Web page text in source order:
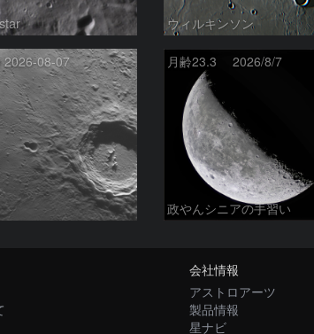
ウィルキンソン
2026-08-07 月齢23.3 2026/8/7
政やんシニアの手習い
会社情報
アストロアーツ
製品情報
星ナビ